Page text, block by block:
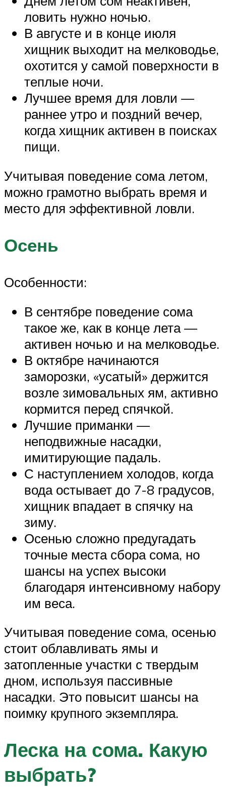
ловить нужно ночью.
В августе и в конце июля
хищник выходит на мелководье,
охотится у самой поверхности в
теплые ночи.
Лучшее время для ловли —
раннее утро и поздний вечер,
когда хищник активен в поисках
пищи.
Учитывая поведение сома летом,
можно грамотно выбрать время и
место для эффективной ловли.
Осень
Особенности:
В сентябре поведение сома
такое же, как в конце лета —
активен ночью и на мелководье.
В октябре начинаются
заморозки, «усатый» держится
возле зимовальных ям, активно
кормится перед спячкой.
Лучшие приманки —
неподвижные насадки,
имитирующие падаль.
С наступлением холодов, когда
вода остывает до 7-8 градусов,
хищник впадает в спячку на
зиму.
Осенью сложно предугадать
точные места сбора сома, но
шансы на успех высоки
благодаря интенсивному набору
им веса.
Учитывая поведение сома, осенью
стоит облавливать ямы и
затопленные участки с твердым
дном, используя пассивные
насадки. Это повысит шансы на
поимку крупного экземпляра.
Леска на сома. Какую
выбрать?